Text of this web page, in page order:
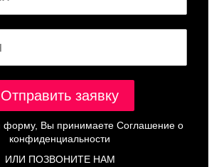
форму, Вы принимаете Соглашение о
конфиденциальности
ИЛИ ПОЗВОНИТЕ НАМ